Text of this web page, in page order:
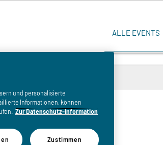
ALLE EVENTS
und personalisierte
Informationen, können
Zur Datenschutz-Information
Zustimmen